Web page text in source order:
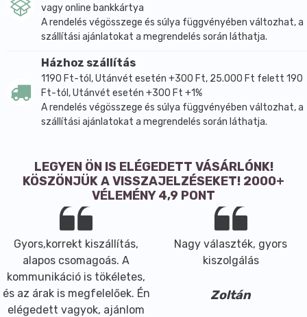
vagy online bankkártya
A rendelés végösszege és súlya függvényében változhat, a
szállítási ajánlatokat a megrendelés során láthatja.
Házhoz szállítás
1190 Ft-tól, Utánvét esetén +300 Ft, 25.000 Ft felett 190
Ft-tól, Utánvét esetén +300 Ft +1%
A rendelés végösszege és súlya függvényében változhat, a
szállítási ajánlatokat a megrendelés során láthatja.
LEGYEN ÖN IS ELÉGEDETT VÁSÁRLÓNK!
KÖSZÖNJÜK A VISSZAJELZÉSEKET! 2000+
VÉLEMÉNY 4,9 PONT
Gyors,korrekt kiszállítás,
alapos csomagoás. A
kommunikáció is tökéletes,
és az árak is megfelelőek. Én
elégedett vagyok, ajánlom
Nagy választék, gyors
kiszolgálás
Zoltán